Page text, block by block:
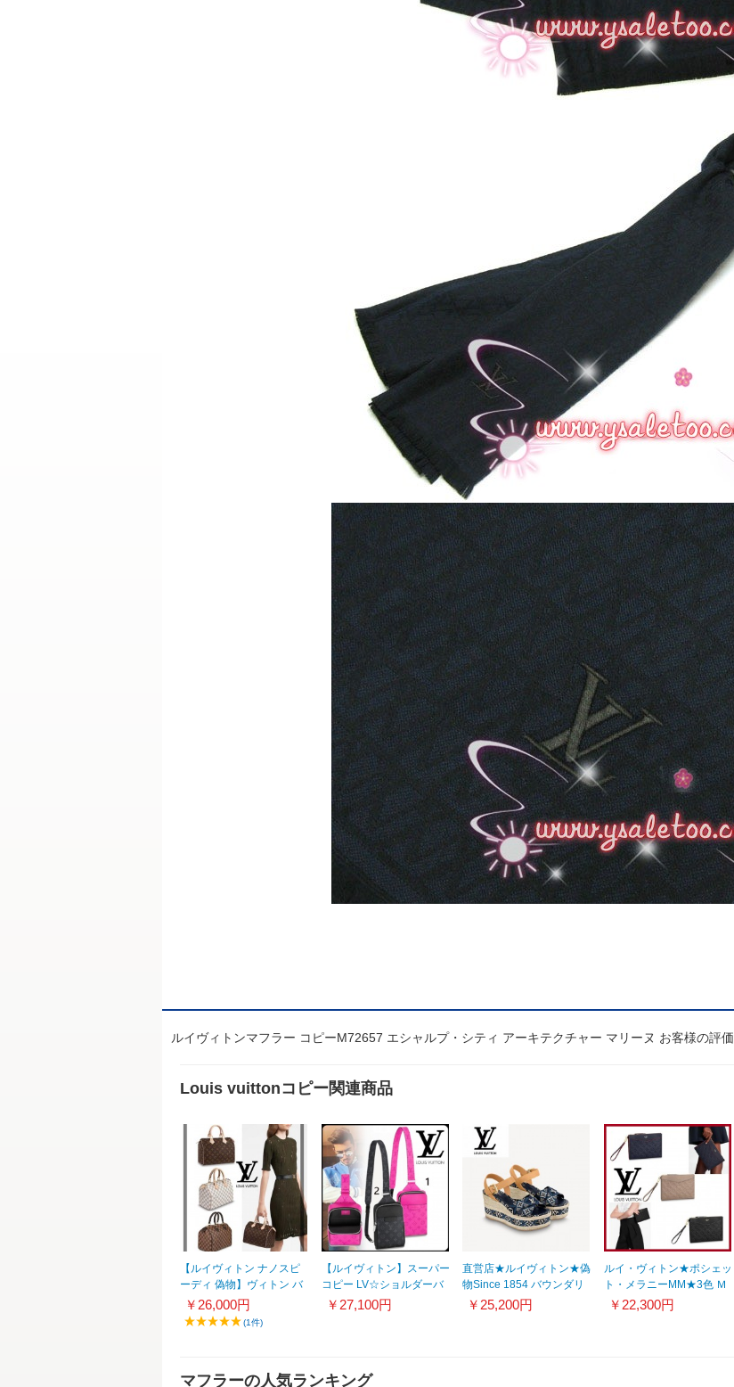
ルイヴィトンマフラー コピーM72657 エシャルプ・シティ アーキテクチャー マリーヌ お客様の評価
Louis vuittonコピー関連商品
【ルイヴィトン ナノスピ
ーディ 偽物】ヴィトン バ
ッグ SPEEDY スピーディ
ー 25 N41365 / N41371 /
￥26,000円
(1件)
【ルイヴィトン】スーパー
コピー LV☆ショルダーバ
ッグ タイガ レザー
￥27,100円
直営店★ルイヴィトン★偽
物Since 1854 バウンダリ
ーライン サンダル
￥25,200円
ルイ・ヴィトン★ポシェッ
ト・メラニーMM★3色 Ｍ
68707
￥22,300円
マフラーの人気ランキング